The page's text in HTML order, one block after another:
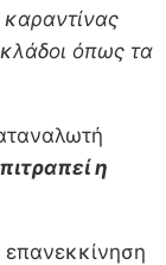
κλάδοι όπως τα
η
επανεκκίνηση